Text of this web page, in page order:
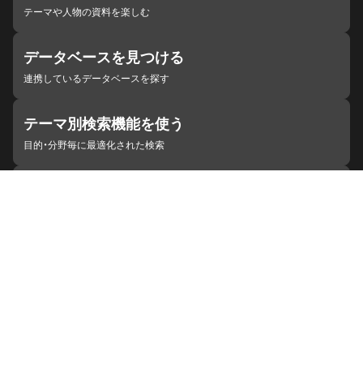
テーマや人物の資料を楽しむ
データベースを見つける
連携しているデータベースを探す
テーマ別検索機能を使う
目的・分野毎に最適化された検索